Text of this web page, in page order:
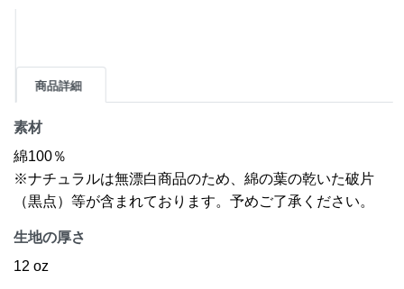
商品詳細
素材
綿100％
※ナチュラルは無漂白商品のため、綿の葉の乾いた破片
（黒点）等が含まれております。予めご了承ください。
生地の厚さ
12 oz